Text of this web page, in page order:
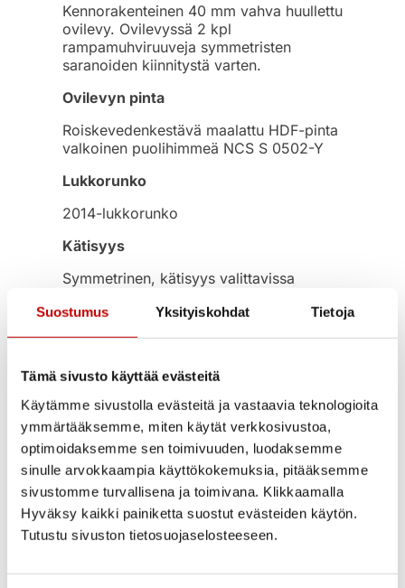
Suostumus Yksityiskohdat Tietoja
Tämä sivusto käyttää evästeitä
Käytämme sivustolla evästeitä ja vastaavia teknologioita
ymmärtääksemme, miten käytät verkkosivustoa,
optimoidaksemme sen toimivuuden, luodaksemme
sinulle arvokkaampia käyttökokemuksia, pitääksemme
sivustomme turvallisena ja toimivana. Klikkaamalla
Hyväksy kaikki painiketta suostut evästeiden käytön.
Tutustu sivuston tietosuojaselosteeseen.
Kennorakenteinen 40 mm vahva huullettu
ovilevy. Ovilevyssä 2 kpl
rampamuhviruuveja symmetristen
saranoiden kiinnitystä varten.
Ovilevyn pinta
Roiskevedenkestävä maalattu HDF-pinta
valkoinen puolihimmeä NCS S 0502-Y
Lukkorunko
2014-lukkorunko
Kätisyys
Symmetrinen, kätisyys valittavissa
vaihdosta
7×20, 8×20, 9×20, 7×21, 8×21, 9×21 ja
10×21
Takuu
2 vuoden tuotetakuu
Luotettavuus
PEFC™-sertifioitu – puuraaka-aine
peräisin vastuullisesti hoidetusta